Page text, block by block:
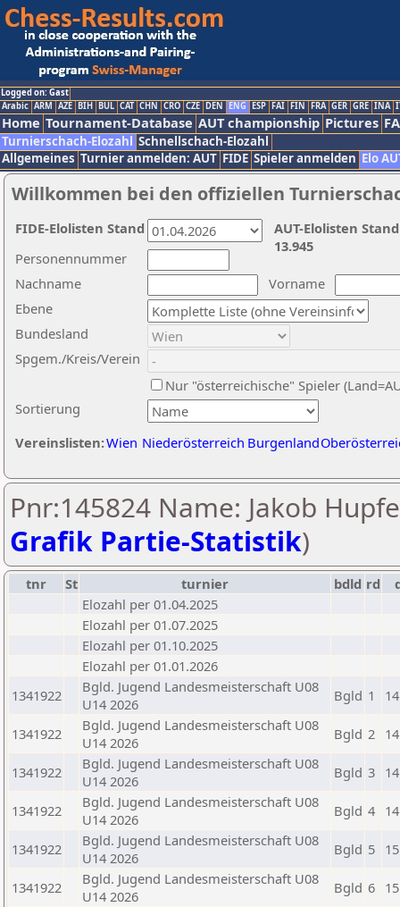
Logged on: Gast
Arabic ARM AZE BIH BUL CAT CHN CRO CZE DEN ENG ESP FAI FIN FRA GER GRE INA
Home Tournament-Database AUT championship Pictures
Turnierschach-Elozahl Schnellschach-Elozahl
Allgemeines Turnier anmelden: AUT FIDE Spieler anmelden Elo
Willkommen bei den offiziellen
Nachname
Vorname
Ebene
Sortierung
Personennummer
Bundesland
Spgem./Kreis/Verein
Nur "österreichische" Spieler
Vereinslisten:Wien Niederösterreich Burgenland
AUT-Elolisten
13.945
FIDE-Elolisten Stand
Pnr:145824 Name: Jakob
Grafik Partie-Statistik)
tnr St turnier bdld rd
Elozahl per 01.04.2025
Elozahl per 01.07.2025
Elozahl per 01.10.2025
Elozahl per 01.01.2026
1341922
Bgld. Jugend Landesmeisterschaft U08
U14 2026
Bgld 1
1341922
Bgld. Jugend Landesmeisterschaft U08
U14 2026
Bgld 2
1341922
Bgld. Jugend Landesmeisterschaft U08
U14 2026
Bgld 3
1341922
Bgld. Jugend Landesmeisterschaft U08
U14 2026
Bgld 4
1341922
Bgld. Jugend Landesmeisterschaft U08
U14 2026
Bgld 5
1341922
Bgld. Jugend Landesmeisterschaft U08
U14 2026
Bgld 6